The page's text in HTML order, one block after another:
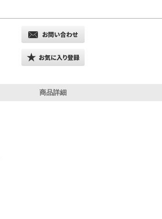
商品詳細